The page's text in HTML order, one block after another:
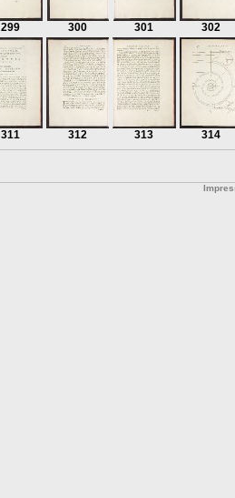
299 300 301 302
311 312 313 314